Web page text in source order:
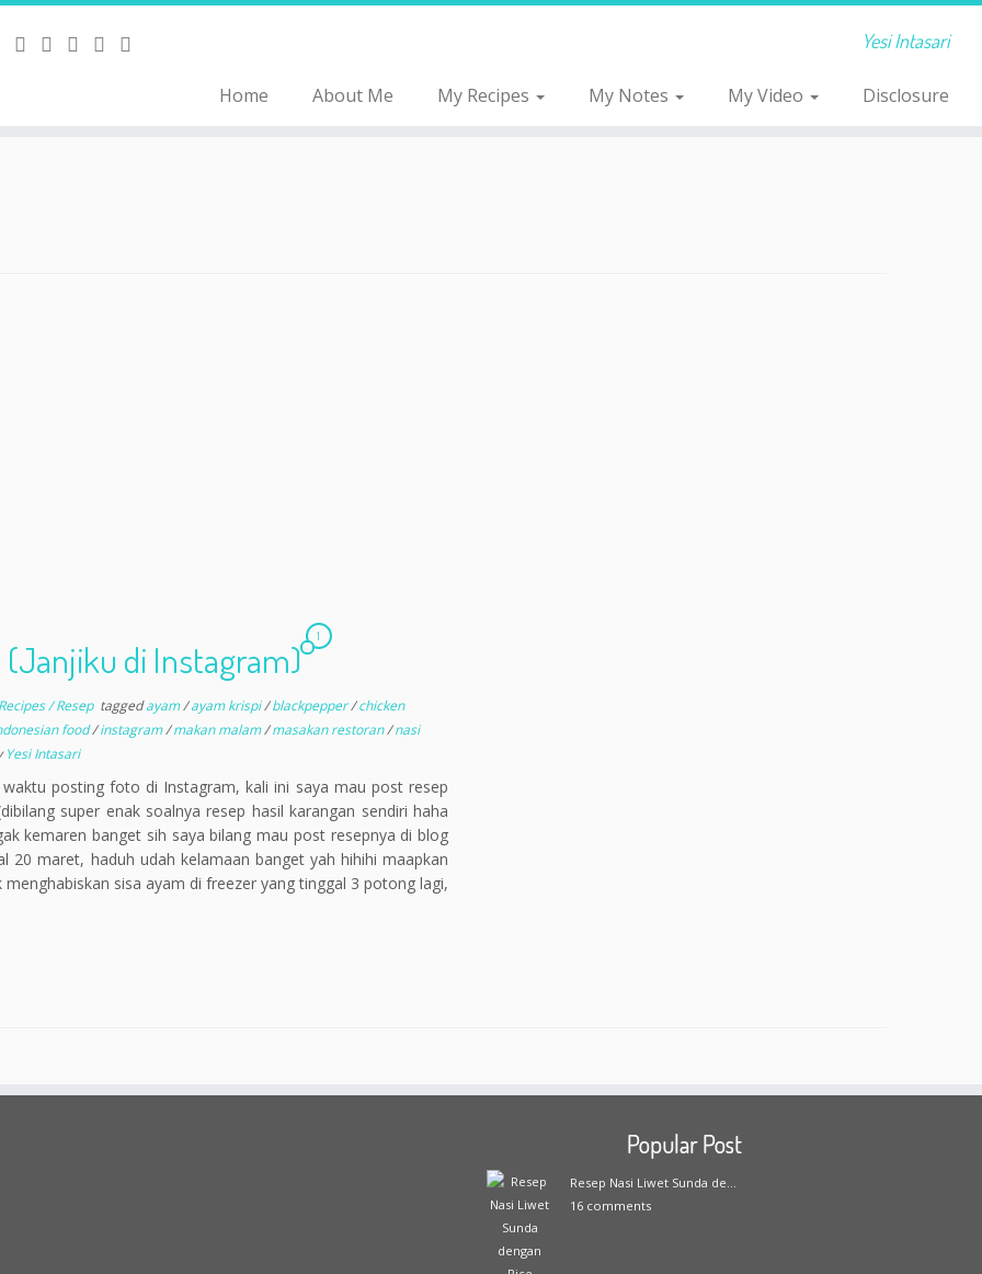
Yesi Intasari
Home About Me My Recipes My Notes My Video Disclosure
(Janjiku di Instagram)
1
Recipes / Resep taggedayam/ayam krispi/blackpepper/chicken
food/instagram/makan malam/masakan restoran/nasi
Yesi Intasari
posting foto di Instagram, kali ini saya mau post resep
super enak soalnya resep hasil karangan sendiri haha
kemaren banget sih saya bilang mau post resepnya di blog
maret, haduh udah kelamaan banget yah hihihi maapkan
sisa ayam di freezer yang tinggal 3 potong lagi,
Popular Post
Resep Nasi Liwet Sunda de...
16 comments